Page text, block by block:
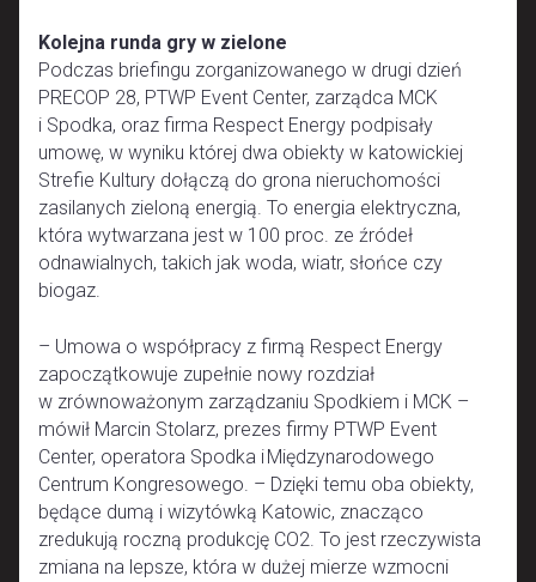
Kolejna runda gry w zielone
Podczas briefingu zorganizowanego w drugi dzień
PRECOP 28, PTWP Event Center, zarządca MCK
i Spodka, oraz firma Respect Energy podpisały
umowę, w wyniku której dwa obiekty w katowickiej
Strefie Kultury dołączą do grona nieruchomości
zasilanych zieloną energią. To energia elektryczna,
która wytwarzana jest w 100 proc. ze źródeł
odnawialnych, takich jak woda, wiatr, słońce czy
biogaz.
– Umowa o współpracy z firmą Respect Energy
zapoczątkowuje zupełnie nowy rozdział
w zrównoważonym zarządzaniu Spodkiem i MCK –
mówił Marcin Stolarz, prezes firmy PTWP Event
Center, operatora Spodka i Międzynarodowego
Centrum Kongresowego. – Dzięki temu oba obiekty,
będące dumą i wizytówką Katowic, znacząco
zredukują roczną produkcję CO2. To jest rzeczywista
zmiana na lepsze, która w dużej mierze wzmocni